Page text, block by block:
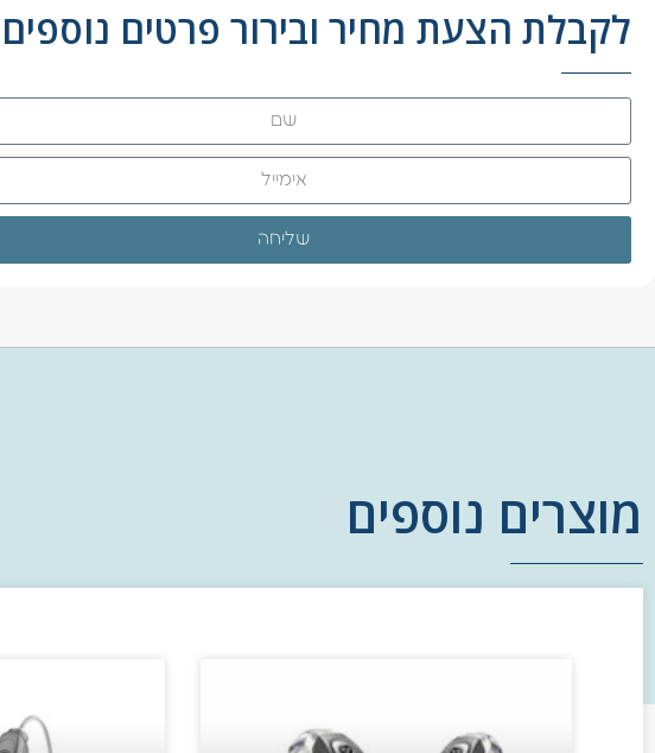
לקבלת הצעת מחיר ובירור פרטים נוספים
שליחה
מוצרים נוספים